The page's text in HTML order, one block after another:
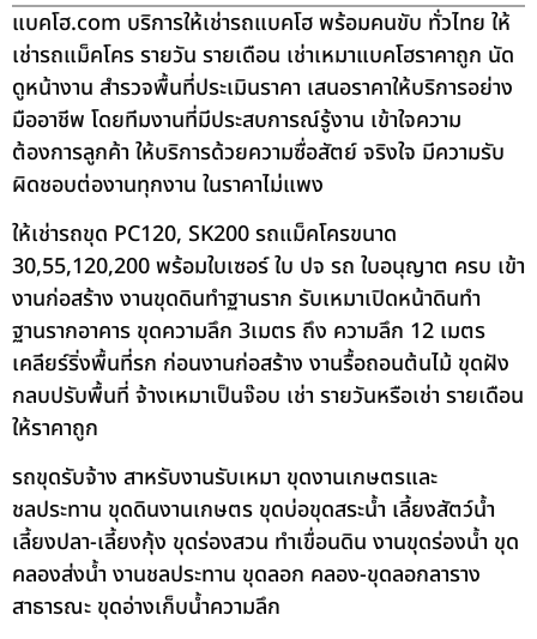
แบคโฮ.com บริการให้เช่ารถแบคโฮ พร้อมคนขับ ทั่วไทย ให้
เช่ารถแม็คโคร รายวัน รายเดือน เช่าเหมาแบคโฮราคาถูก นัด
ดูหน้างาน สำรวจพื้นที่ประเมินราคา เสนอราคาให้บริการอย่าง
มืออาชีพ โดยทีมงานที่มีประสบการณ์รู้งาน เข้าใจความ
ต้องการลูกค้า ให้บริการด้วยความซื่อสัตย์ จริงใจ มีความรับ
ผิดชอบต่องานทุกงาน ในราคาไม่แพง
ให้เช่ารถขุด PC120, SK200 รถแม็คโครขนาด
30,55,120,200 พร้อมใบเซอร์ ใบ ปจ รถ ใบอนุญาต ครบ เข้า
งานก่อสร้าง งานขุดดินทำฐานราก รับเหมาเปิดหน้าดินทำ
ฐานรากอาคาร ขุดความลึก 3เมตร ถึง ความลึก 12 เมตร
เคลียร์ริ่งพื้นที่รก ก่อนงานก่อสร้าง งานรื้อถอนต้นไม้ ขุดฝัง
กลบปรับพื้นที่ จ้างเหมาเป็นจ๊อบ เช่า รายวันหรือเช่า รายเดือน
ให้ราคาถูก
รถขุดรับจ้าง สาหรับงานรับเหมา ขุดงานเกษตรและ
ชลประทาน ขุดดินงานเกษตร ขุดบ่อขุดสระน้ำ เลี้ยงสัตว์น้ำ
เลี้ยงปลา-เลี้ยงกุ้ง ขุดร่องสวน ทำเขื่อนดิน งานขุดร่องน้ำ ขุด
คลองส่งน้ำ งานชลประทาน ขุดลอก คลอง-ขุดลอกลาราง
สาธารณะ ขุดอ่างเก็บน้ำความลึก